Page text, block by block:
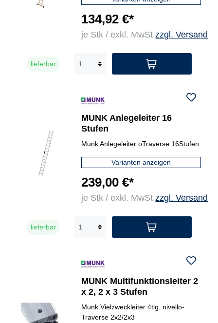
134,92 €*
je Stk / exkl. MwStzzgl. Versand
lieferbar
MUNK Anlegeleiter 16
Stufen
Munk Anlegeleiter oTraverse 16Stufen
Varianten anzeigen
239,00 €*
je Stk / exkl. MwStzzgl. Versand
lieferbar
MUNK Multifunktionsleiter 2
x 2, 2 x 3 Stufen
Munk Vielzweckleiter 4tlg. nivello-
Traverse 2x2/2x3